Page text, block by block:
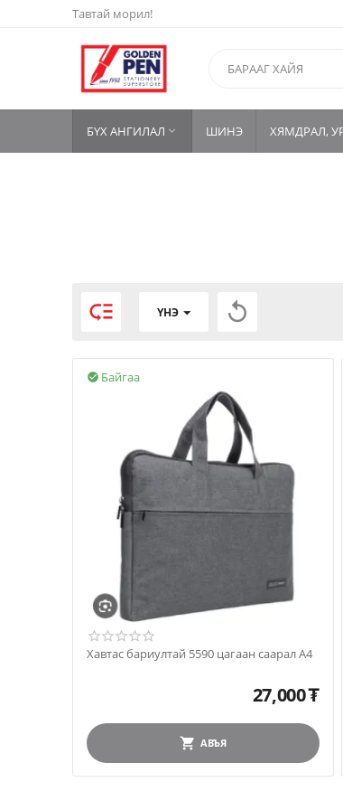
Тавтай морил!
БҮХ АНГИЛАЛ  ШИНЭ ХЯМДРАЛ,
 ҮНЭ 
Байгаа

Хавтас бариултай 5590 цагаан саарал А4
27,000₮
АВЪЯ